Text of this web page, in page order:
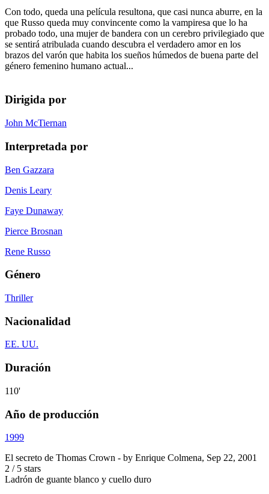
Con todo, queda una película resultona, que casi nunca aburre, en la
que Russo queda muy convincente como la vampiresa que lo ha
probado todo, una mujer de bandera con un cerebro privilegiado que
se sentirá atribulada cuando descubra el verdadero amor en los
brazos del varón que habita los sueños húmedos de buena parte del
género femenino humano actual...
Dirigida por
John McTiernan
Interpretada por
Ben Gazzara
Denis Leary
Faye Dunaway
Pierce Brosnan
Rene Russo
Género
Thriller
Nacionalidad
EE. UU.
Duración
110'
Año de producción
1999
El secreto de Thomas Crown - by Enrique Colmena, Sep 22, 2001
2 / 5 stars
Ladrón de guante blanco y cuello duro